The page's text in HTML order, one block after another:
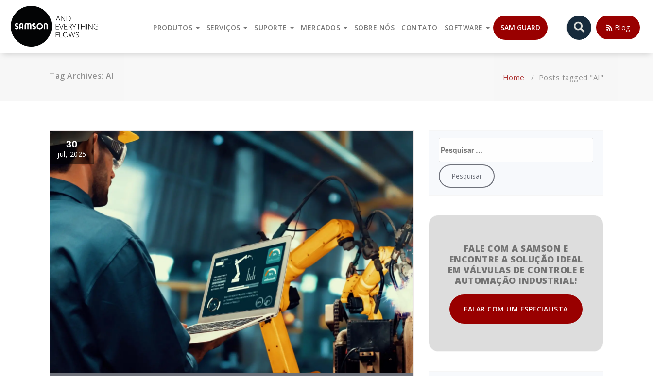
Reconhecida internacionalmente como sinônimo de alta-qualidade de serviço, espirito empreendedor e uma força inovadora. Atuando com Válvulas Globo de Controle, Válvulas Auto-
operadas, Sistemas de Controle e Automatização.
Blog
PRODUTOS SERVIÇOS SUPORTE MERCADOS SOBRE NÓS CONTATO SOFTWARE SAM GUARD
Tag Archives: AI Home / Posts tagged "AI"
30
jul, 2025
FALE COM A SAMSON E
ENCONTRE A SOLUÇÃO IDEAL
EM VÁLVULAS DE CONTROLE E
AUTOMAÇÃO INDUSTRIAL!
FALAR COM UM ESPECIALISTA